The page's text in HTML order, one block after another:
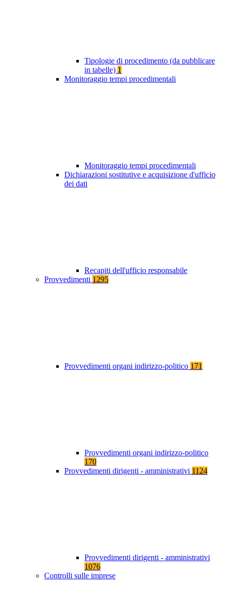
Tipologie di procedimento (da pubblicare
in tabelle) 1
Monitoraggio tempi procedimentali
Monitoraggio tempi procedimentali
Dichiarazioni sostitutive e acquisizione d'ufficio
dei dati
Recapiti dell'ufficio responsabile
Provvedimenti 1295
Provvedimenti organi indirizzo-politico 171
Provvedimenti organi indirizzo-politico
170
Provvedimenti dirigenti - amministrativi 1124
Provvedimenti dirigenti - amministrativi
1076
Controlli sulle imprese